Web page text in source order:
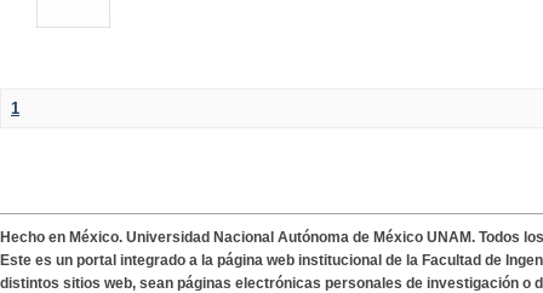
1
Hecho en México. Universidad Nacional Autónoma de México UNAM. Todos
Este es un portal integrado a la página web institucional de la Facultad de
distintos sitios web, sean páginas electrónicas personales de investigación o